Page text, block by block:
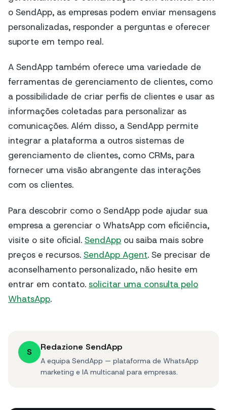
o SendApp, as empresas podem enviar mensagens
personalizadas, responder a perguntas e oferecer
suporte em tempo real.
A SendApp também oferece uma variedade de
ferramentas de gerenciamento de clientes, como
a possibilidade de criar perfis de clientes e usar as
informações coletadas para personalizar as
comunicações. Além disso, a SendApp permite
integrar a plataforma a outros sistemas de
gerenciamento de clientes, como CRMs, para
fornecer uma visão abrangente das interações
com os clientes.
Para descobrir como o SendApp pode ajudar sua
empresa a gerenciar o WhatsApp com eficiência,
visite o site oficial. SendApp ou saiba mais sobre
preços e recursos. SendApp Agent. Se precisar de
aconselhamento personalizado, não hesite em
entrar em contato. solicitar uma consulta pelo
WhatsApp.
S Redazione SendApp
A equipa SendApp — plataforma de WhatsApp
marketing e IA multicanal para empresas.